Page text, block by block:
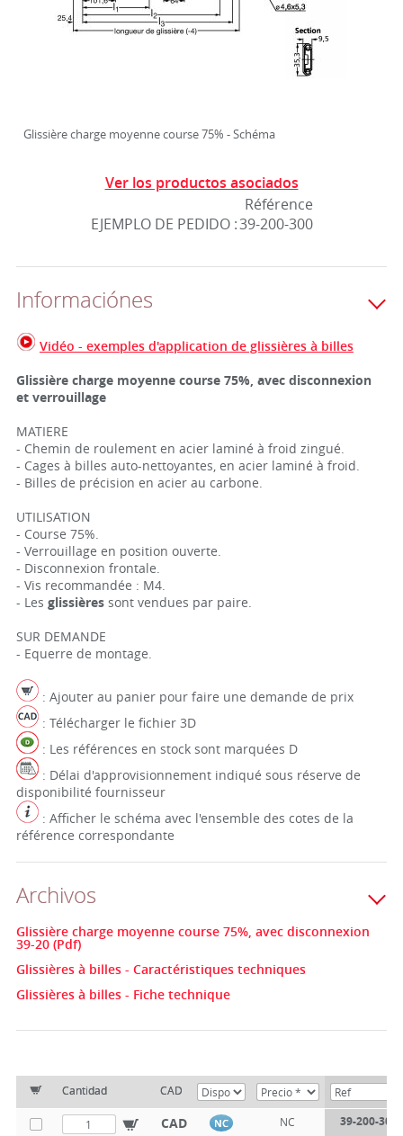
Glissière charge moyenne course 75% - Schéma
Ver los productos asociados
EJEMPLO DE PEDIDO :
Référence
39-200-300
Informaciónes
Vidéo - exemples d'application de glissières à billes
Glissière charge moyenne course 75%, avec disconnexion
et verrouillage
MATIERE
- Chemin de roulement en acier laminé à froid zingué.
- Cages à billes auto-nettoyantes, en acier laminé à froid.
- Billes de précision en acier au carbone.
UTILISATION
- Course 75%.
- Verrouillage en position ouverte.
- Disconnexion frontale.
- Vis recommandée : M4.
- Les glissièressont vendues par paire.
SUR DEMANDE
- Equerre de montage.
: Ajouter au panier pour faire une demande de prix
: Télécharger le fichier 3D
: Les références en stock sont marquées D
: Délai d'approvisionnement indiqué sous réserve de
disponibilité fournisseur
: Afficher le schéma avec l'ensemble des cotes de la
référence correspondante
Archivos
Glissière charge moyenne course 75%, avec disconnexion
39-20 (Pdf)
Glissières à billes - Caractéristiques techniques
Glissières à billes - Fiche technique
Cantidad CAD
CAD NC NC 39-200-300